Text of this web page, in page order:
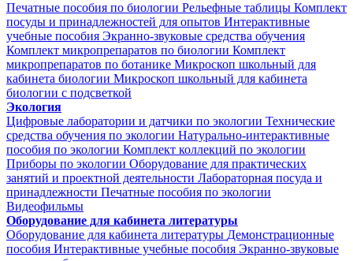
Печатные пособия по биологии Рельефные таблицы Комплект
посуды и принадлежностей для опытов Интерактивные
учебные пособия Экранно-звуковые средства обучения
Комплект микропрепаратов по биологии Комплект
микропрепаратов по ботанике Микроскоп школьный для
кабинета биологии Микроскоп школьный для кабинета
биологии с подсветкой
Экология
Цифровые лаборатории и датчики по экологии Технические
средства обучения по экологии Натурально-интерактивные
пособия по экологии Комплект коллекций по экологии
Приборы по экологии Оборудование для практических
занятий и проектной деятельности Лабораторная посуда и
принадлежности Печатные пособия по экологии
Видеофильмы
Оборудование для кабинета литературы
Оборудование для кабинета литературы Демонстрационные
пособия Интерактивные учебные пособия Экранно-звуковые